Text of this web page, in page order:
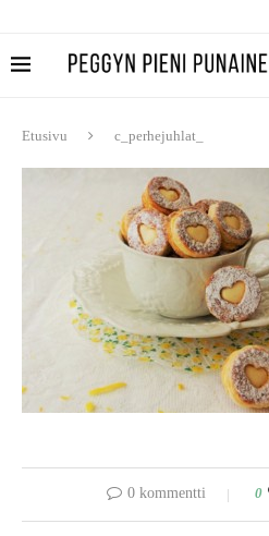
Etusivu c_perhejuhlat_
0 kommentti 0